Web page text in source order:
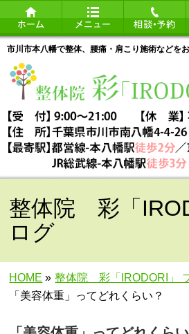
市川市本八幡で整体、腰痛・肩こり施術などをお
整体院 彩「
ログ
HOME » 整体院 彩「IRODORI」
「美容体重」ってどれくらい？